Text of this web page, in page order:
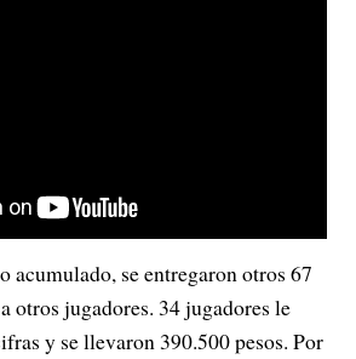
acumulado, se entregaron otros 67
otros jugadores. 34 jugadores le
y se llevaron 390.500 pesos. Por